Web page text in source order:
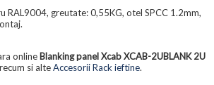
RAL9004, greutate: 0,55KG, otel SPCC 1.2mm,
online Blanking panel Xcab XCAB-2UBLANK 2U
si alteAccesorii Rack ieftine.